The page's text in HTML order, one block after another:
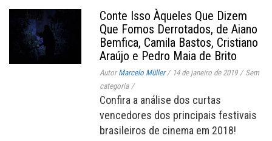
Conte Isso Àqueles Que Dizem
Que Fomos Derrotados, de Aiano
Bemfica, Camila Bastos, Cristiano
Araújo e Pedro Maia de Brito
AutorMarcelo Müller / 14 de janeiro de 2019 / Sem
categoria /
Confira a análise dos curtas
vencedores dos principais festivais
brasileiros de cinema em 2018!